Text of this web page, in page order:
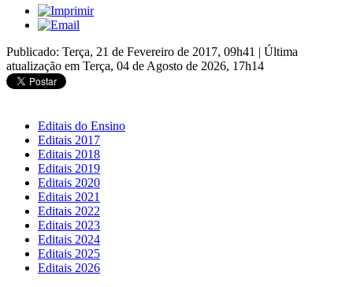
Publicado: Terça, 21 de Fevereiro de 2017, 09h41 | Última
atualização em Terça, 04 de Agosto de 2026, 17h14
Editais do Ensino
Editais 2017
Editais 2018
Editais 2019
Editais 2020
Editais 2021
Editais 2022
Editais 2023
Editais 2024
Editais 2025
Editais 2026